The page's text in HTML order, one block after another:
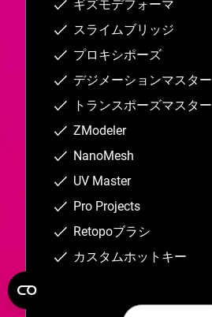
ギズモデフォーマ
スライムブリッジ
プロキシポーズ
デジメーションマスター
トランスポーズマスター
ZModeler
NanoMesh
UV Master
Pro Projects
Retopoブラシ
カスタムホットキー